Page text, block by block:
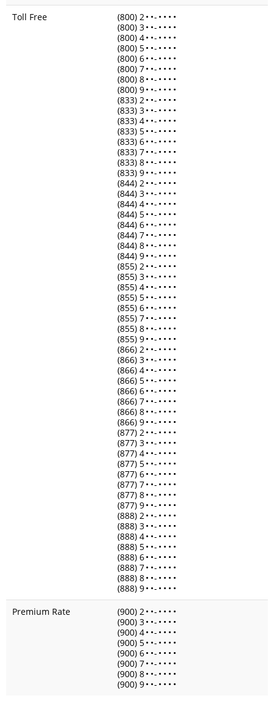
Toll Free
(800) 2• •- • • • •
(800) 3• •- • • • •
(800) 4• •- • • • •
(800) 5• •- • • • •
(800) 6• •- • • • •
(800) 7• •- • • • •
(800) 8• •- • • • •
(800) 9• •- • • • •
(833) 2• •- • • • •
(833) 3• •- • • • •
(833) 4• •- • • • •
(833) 5• •- • • • •
(833) 6• •- • • • •
(833) 7• •- • • • •
(833) 8• •- • • • •
(833) 9• •- • • • •
(844) 2• •- • • • •
(844) 3• •- • • • •
(844) 4• •- • • • •
(844) 5• •- • • • •
(844) 6• •- • • • •
(844) 7• •- • • • •
(844) 8• •- • • • •
(844) 9• •- • • • •
(855) 2• •- • • • •
(855) 3• •- • • • •
(855) 4• •- • • • •
(855) 5• •- • • • •
(855) 6• •- • • • •
(855) 7• •- • • • •
(855) 8• •- • • • •
(855) 9• •- • • • •
(866) 2• •- • • • •
(866) 3• •- • • • •
(866) 4• •- • • • •
(866) 5• •- • • • •
(866) 6• •- • • • •
(866) 7• •- • • • •
(866) 8• •- • • • •
(866) 9• •- • • • •
(877) 2• •- • • • •
(877) 3• •- • • • •
(877) 4• •- • • • •
(877) 5• •- • • • •
(877) 6• •- • • • •
(877) 7• •- • • • •
(877) 8• •- • • • •
(877) 9• •- • • • •
(888) 2• •- • • • •
(888) 3• •- • • • •
(888) 4• •- • • • •
(888) 5• •- • • • •
(888) 6• •- • • • •
(888) 7• •- • • • •
(888) 8• •- • • • •
(888) 9• •- • • • •
Premium Rate
(900) 2• •- • • • •
(900) 3• •- • • • •
(900) 4• •- • • • •
(900) 5• •- • • • •
(900) 6• •- • • • •
(900) 7• •- • • • •
(900) 8• •- • • • •
(900) 9• •- • • • •